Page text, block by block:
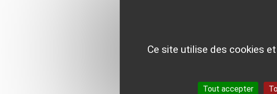
Ce site utilise des cookies
Tout accepter